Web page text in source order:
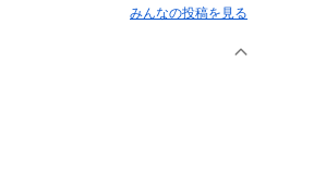
みんなの投稿を見る